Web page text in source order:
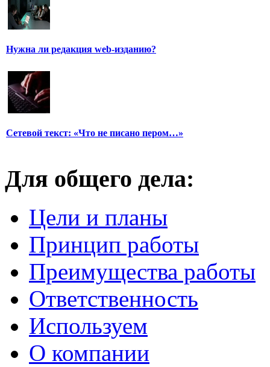
Нужна ли редакция web-изданию?
Сетевой текст: «Что не писано пером…»
Для общего дела:
Цели и планы
Принцип работы
Преимущества работы
Ответственность
Используем
О компании